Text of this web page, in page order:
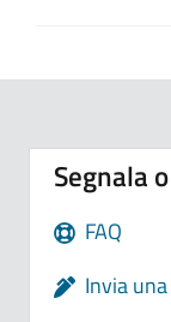
Segnala
FAQ
Invia